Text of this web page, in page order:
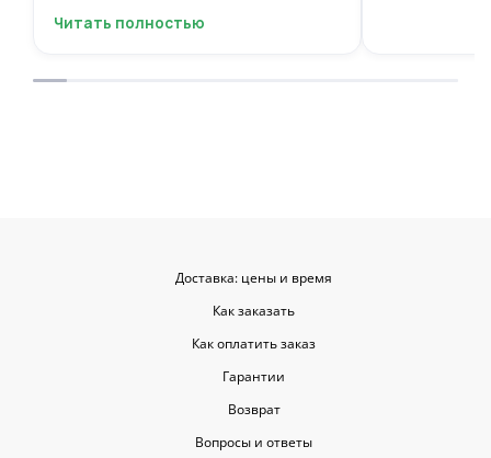
вежливый, ещё и открытку с тёплыми
приятными. Однозначно буду
Читать полностью
Доставка: цены и время
Как заказать
Как оплатить заказ
Гарантии
Возврат
Вопросы и ответы